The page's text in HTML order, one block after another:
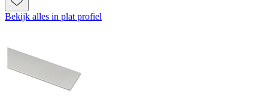
Bekijk alles in plat profiel